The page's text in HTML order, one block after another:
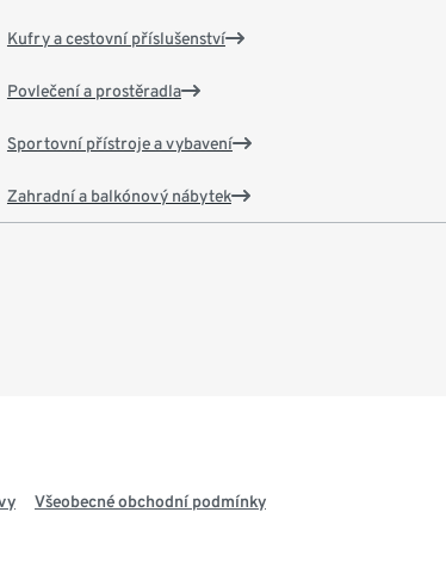
Kufry a cestovní příslušenství
Povlečení a prostěradla
Sportovní přístroje a vybavení
Zahradní a balkónový nábytek
Všeobecné obchodní podmínky